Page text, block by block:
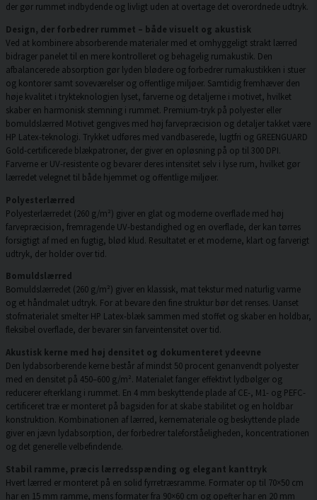
der gør rummet indbydende og livligt uden at overtage det overordnede udtryk.
Design, der forbedrer rummet – både visuelt og akustisk
Ved at kombinere absorberende materialer med et omhyggeligt strakt lærred
bidrager panelet til en mere kontrolleret og behagelig rumakustik. Den
afbalancerede absorption gør lyden blødere og forbedrer rumakustikken i stuer
og kontorer samt soveværelser og offentlige miljøer. Samtidig fremhæver den
høje kvalitet i trykteknologien lyset, farverne og detaljerne i motivet, hvilket
skaber en harmonisk stemning i rummet. Premium-tryk på polyester eller
bomuldslærred Motivet gengives med høj farvepræcision og detaljer takket være
HP Latex-teknologi. Trykket udføres med vandbaserede, lugtfri og GREENGUARD
Gold-certificerede blækpatroner, der giver en opløsning på op til 300 DPI.
Farverne er UV-resistente og bevarer deres intensitet selv i lyse rum, hvilket gør
lærredet velegnet til både hjemmet og offentlige miljøer.
Polyesterlærred
Polyesterlærredet (260 g/m²) giver en glat og moderne overflade med høj
farvepræcision, fremragende UV-bestandighed og en overflade, der kan tørres
forsigtigt af med en fugtig, blød klud. Resultatet er et moderne, klart og farverigt
udtryk, der holder over tid.
Bomuldslærred
Bomuldslærredet (260 g/m²) giver en klassisk, mat tekstur med naturlig varme
og et håndmalet udtryk. For at bevare den fine struktur bør det renses. Uanset
stofmaterialet smelter HP Latex-blæk sammen med stoffet og skaber en holdbar,
fleksibel overflade, der bevarer sin farveintensitet over tid.
Akustisk kerne med høj densitet og dokumenteret ydeevne
Den lydabsorberende kerne består af mindst 50 procent genanvendt polyester
med en densitet på 450–600 g/m². Materialet fanger effektivt lydbølger og
reducerer efterklang i rummet. En 4 mm beskyttende plade af CE-, M1- og PEFC-
certificeret træ er monteret på bagsiden for at skabe stabilitet og en holdbar
konstruktion. Kombinationen af lærred, kernemateriale og beskyttende plade
giver en jævn lydabsorption, der forbedrer taleforståeligheden, koncentrationen
og det generelle velbefindende.
Stabil ramme, præcis lærredsspænding og elegant kanttryk
Hvert lærred er monteret på en solid fyrretræsramme. Formater op til 70×50 cm
har en 15 mm ramme, mens formater fra 90×60 cm og opefter har en 20 mm